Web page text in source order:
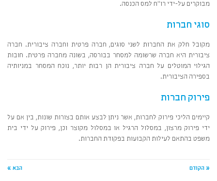
מבוקרים על-ידי רו"ח למס הכנסה.
סוגי חברות
מקובל חלק את החברות לשני סוגים, חברה פרטית וחברה ציבורית. חברה
ציבורית היא חברה שרשומה למסחר בבורסה, בשונה מחברה פרטית. חובות
הגילוי המוטלים על חברה ציבורית הן רבות יותר, נוכח המסחר במניותיה
בספירה הציבורית.
פירוק חברות
קיימים הליכי פירוק לחברות, אשר ניתן לבצע אותם בצורות שונות, בין אם על
ידי פירוק מרצון, במסלול הרגיל או במסלול מקוצר וכן, פירוק על ידי בית
משפט בהתאם לעילות הקבועות בפקודת החברות.
« הקודם הבא »